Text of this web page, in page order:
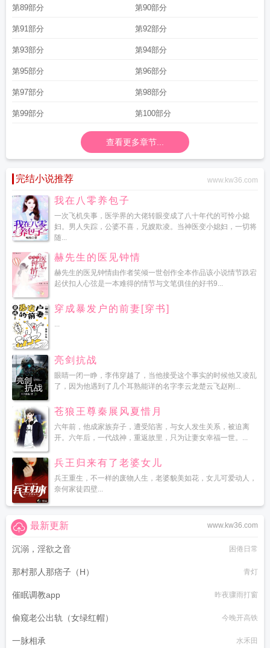
第89部分 第90部分
第91部分 第92部分
第93部分 第94部分
第95部分 第96部分
第97部分 第98部分
第99部分 第100部分
查看更多章节...
完结小说推荐 www.kw36.com
我在八零养包子
一次飞机失事，医学界的大佬转眼变成了八十年代的可怜小媳
妇。男人失踪，公婆不喜，兄嫂欺凌。当神医变小媳妇，一切将
随...
赫先生的医见钟情
赫先生的医见钟情由作者笑倾一世创作全本作品该小说情节跌宕
起伏扣人心弦是一本难得的情节与文笔俱佳的好书9...
穿成暴发户的前妻[穿书]
...
亮剑抗战
眼睛一闭一睁，李伟穿越了，当他接受这个事实的时候他又凌乱
了，因为他遇到了几个耳熟能详的名字李云龙楚云飞赵刚...
苍狼王尊秦展风夏惜月
六年前，他成家族弃子，遭受陷害，与女人发生关系，被迫离
开。六年后，一代战神，重返故里，只为让妻女幸福一世。...
兵王归来有了老婆女儿
兵王重生，不一样的废物人生，老婆貌美如花，女儿可爱动人，
奈何家徒四壁...
www.kw36.com
最新更新
沉溺，淫欲之音 困倦日常
那村那人那痞子（H） 青灯
催眠调教app 昨夜骤雨打窗
偷窥老公出轨（女绿红帽） 今晚开高铁
一脉相承 水禾田